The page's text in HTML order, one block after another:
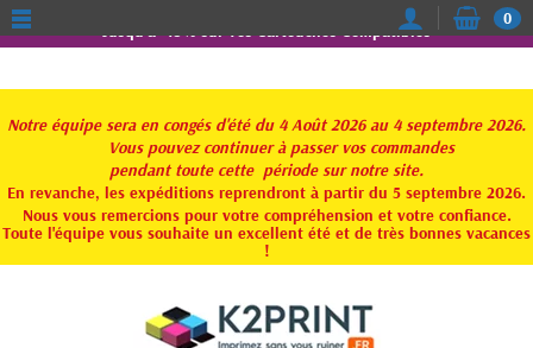
Jusqu'à -15% sur vos Cartouches Compatibles
Notre équipe sera en congés d'été du 4 Août 2026 au 4 septembre 2026.
Vous pouvez continuer à passer vos commandes
pendant toute cette période sur notre site.
En revanche, les expéditions reprendront à partir du 5 septembre 2026.
Nous vous remercions pour votre compréhension et votre confiance.
Toute l'équipe vous souhaite un excellent été et de très bonnes vacances
!
0